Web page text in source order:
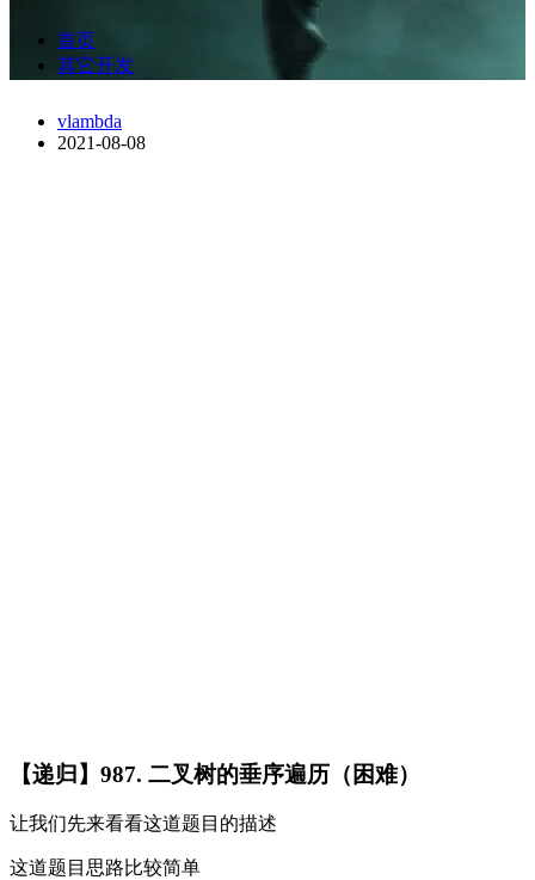
首页
其它开发
vlambda
2021-08-08
【递归】987. 二叉树的垂序遍历（困难）
让我们先来看看这道题目的描述
这道题目思路比较简单